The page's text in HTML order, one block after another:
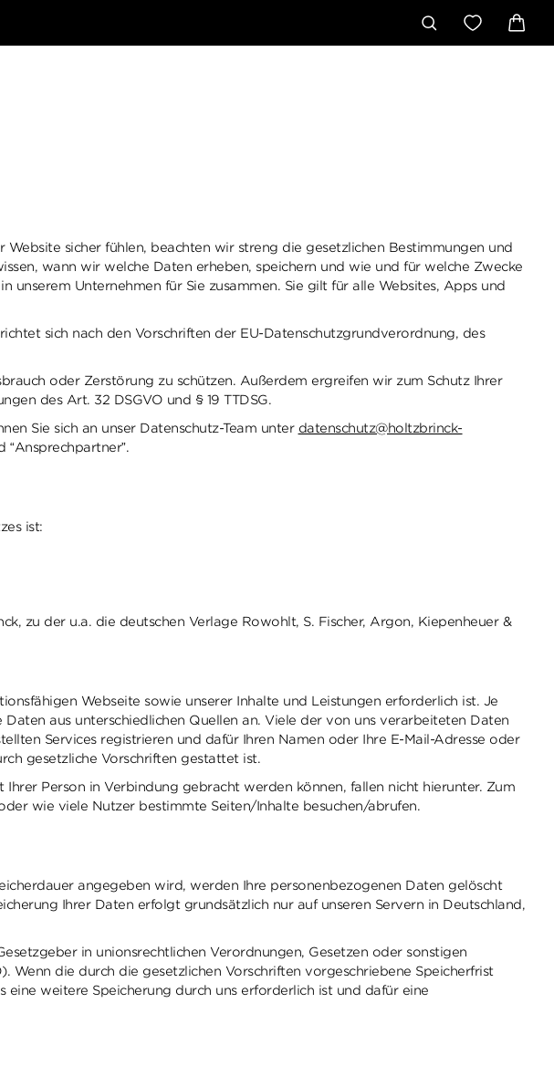
sicher fühlen, beachten wir streng die gesetzlichen Bestimmungen und
wann wir welche Daten erheben, speichern und wie und für welche Zwecke
Unternehmen für Sie zusammen. Sie gilt für alle Websites, Apps und
sich nach den Vorschriften der EU-Datenschutzgrundverordnung, des
oder Zerstörung zu schützen. Außerdem ergreifen wir zum Schutz Ihrer
des Art. 32 DSGVO und § 19 TTDSG.
Sie sich an unser Datenschutz-Team unter datenschutz@holtzbrinck-
ist:
zu der u.a. die deutschen Verlage Rowohlt, S. Fischer, Argon, Kiepenheuer &
Webseite sowie unserer Inhalte und Leistungen erforderlich ist. Je
aus unterschiedlichen Quellen an. Viele der von uns verarbeiteten Daten
Services registrieren und dafür Ihren Namen oder Ihre E-Mail-Adresse oder
gesetzliche Vorschriften gestattet ist.
Person in Verbindung gebracht werden können, fallen nicht hierunter. Zum
wie viele Nutzer bestimmte Seiten/Inhalte besuchen/abrufen.
angegeben wird, werden Ihre personenbezogenen Daten gelöscht
Ihrer Daten erfolgt grundsätzlich nur auf unseren Servern in Deutschland,
in unionsrechtlichen Verordnungen, Gesetzen oder sonstigen
Wenn die durch die gesetzlichen Vorschriften vorgeschriebene Speicherfrist
weitere Speicherung durch uns erforderlich ist und dafür eine